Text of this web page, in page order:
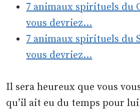
7 animaux spirituels du
vous devriez…
7 animaux spirituels du
vous devriez…
Il sera heureux que vous
qu’il ait eu du temps pour